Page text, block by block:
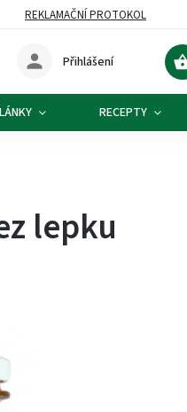
REKLAMAČNÍ PROTOKOL
Přihlášení
RECEPTY
lepku